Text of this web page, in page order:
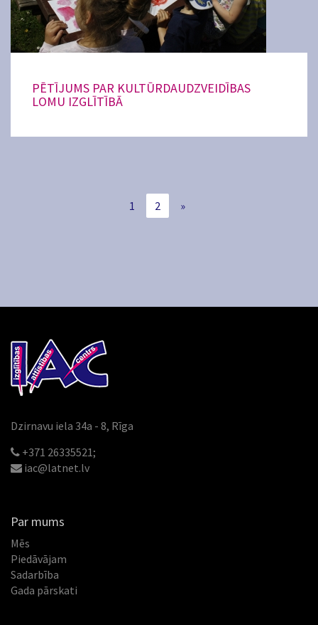
PĒTĪJUMS PAR KULTŪRDAUDZVEIDĪBAS
LOMU IZGLĪTĪBĀ
1 2 »
Dzirnavu iela 34a - 8, Rīga
+371 26335521;
iac@latnet.lv
Par mums
Mēs
Piedāvājam
Sadarbība
Gada pārskati